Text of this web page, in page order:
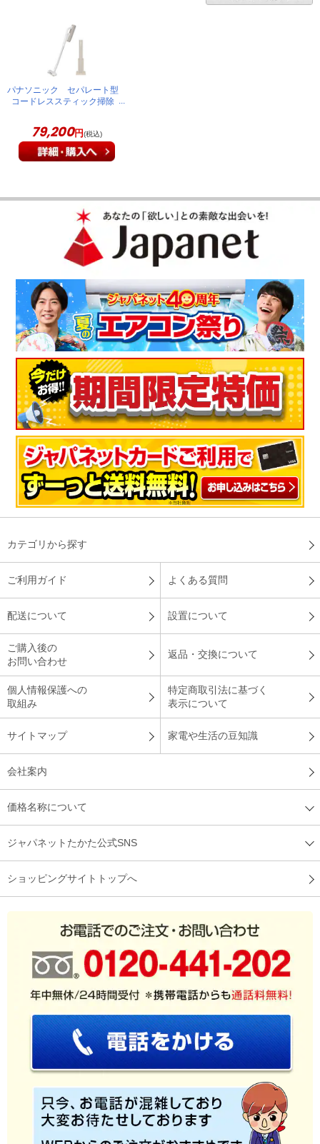
パナソニック セパレート型
コードレススティック掃除
NX810KM-W
79,200円(税込)
カテゴリから探す
ご利用ガイド よくある質問
配送について 設置について
ご購入後の
お問い合わせ
返品・交換について
個人情報保護への
取組み
特定商取引法に基づく
表示について
サイトマップ 家電や生活の豆知識
会社案内
価格名称について
ジャパネットたかた公式SNS
ショッピングサイトトップへ